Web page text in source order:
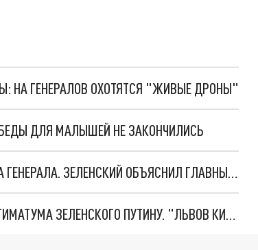
НА ГЕНЕРАЛОВ ОХОТЯТСЯ "ЖИВЫЕ ДРОНЫ"
ДЛЯ МАЛЫШЕЙ НЕ ЗАКОНЧИЛИСЬ
"МЫ ВАС ЗАСТАВИМ": ЖУТКИЕ ДЕТАЛИ ОХОТЫ НА ГЕНЕРАЛА. ЗЕЛЕНСКИЙ ОБЪЯСНИЛ ГЛАВНЫЙ СМЫСЛ ТЕРАКТА В ЦЕНТРЕ МОСКВЫ
НОВОЕ МАСШТАБНЕЙШЕЕ НАСТУПЛЕНИЕ. ТРИ УЛЬТИМАТУМА ЗЕЛЕНСКОГО ПУТИНУ. "ЛЬВОВ КИМА" ПОСТАВЯТ НА ПВО? ГЛОБАЛЬНЫЙ ПРОРЫВ ПОД ЗАПОРОЖЬЕМ